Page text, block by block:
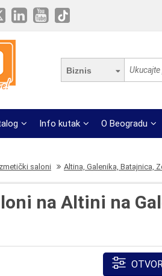
Biznis
Info kutak O Beogradu
saloni Altina, Galenika, Batajnica,
na Altini na